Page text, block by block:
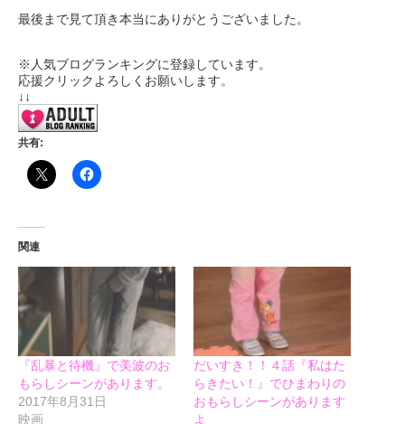
最後まで見て頂き本当にありがとうございました。
※人気ブログランキングに登録しています。
応援クリックよろしくお願いします。
↓↓
共有:
関連
『乱暴と待機』で美波のお
もらしシーンがあります。
2017年8月31日
映画
だいすき！！４話『私はた
らきたい！』でひまわりの
おもらしシーンがあります
よ